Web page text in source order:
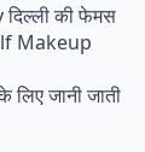
की फेमस
Makeup
जानी जाती